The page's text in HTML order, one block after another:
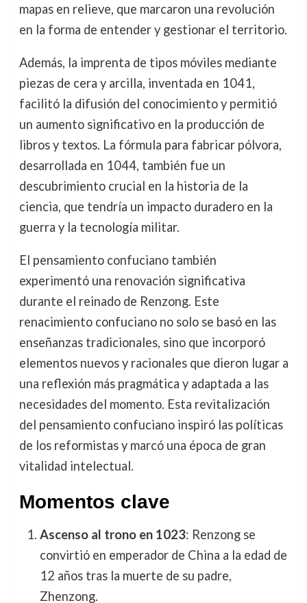
mapas en relieve, que marcaron una revolución
en la forma de entender y gestionar el territorio.
Además, la imprenta de tipos móviles mediante
piezas de cera y arcilla, inventada en 1041,
facilitó la difusión del conocimiento y permitió
un aumento significativo en la producción de
libros y textos. La fórmula para fabricar pólvora,
desarrollada en 1044, también fue un
descubrimiento crucial en la historia de la
ciencia, que tendría un impacto duradero en la
guerra y la tecnología militar.
El pensamiento confuciano también
experimentó una renovación significativa
durante el reinado de Renzong. Este
renacimiento confuciano no solo se basó en las
enseñanzas tradicionales, sino que incorporó
elementos nuevos y racionales que dieron lugar a
una reflexión más pragmática y adaptada a las
necesidades del momento. Esta revitalización
del pensamiento confuciano inspiró las políticas
de los reformistas y marcó una época de gran
vitalidad intelectual.
Momentos clave
Ascenso al trono en 1023: Renzong se
convirtió en emperador de China a la edad de
12 años tras la muerte de su padre,
Zhenzong.